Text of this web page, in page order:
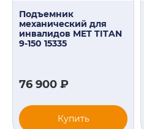
Подъемник
механический для
инвалидов MET TITAN
9-150 15335
76 900 ₽
Купить